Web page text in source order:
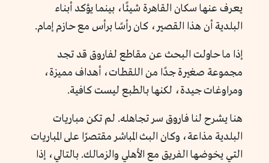
يعرف عنها سكان القاهرة شيئًا، بينما يؤكد أبناء
البلدية أن هذا القصير، كان رأسًا برأس مع حازم إمام.
إذا ما حاولت البحث عن مقاطع لفاروق قد تجد
مجموعة صغيرة جدًا من اللقطات، أهداف مميزة،
ومراوغات جيدة، لكنها بالطبع ليست كافية.
هنا يشرح لنا فاروق سر تجاهله. لم تكن مباريات
البلدية مذاعة، وكان البث المباشر مقتصرًا على المباريات
التي يخوضها الفريق مع الأهلي والزمالك. بالتالي، إذا